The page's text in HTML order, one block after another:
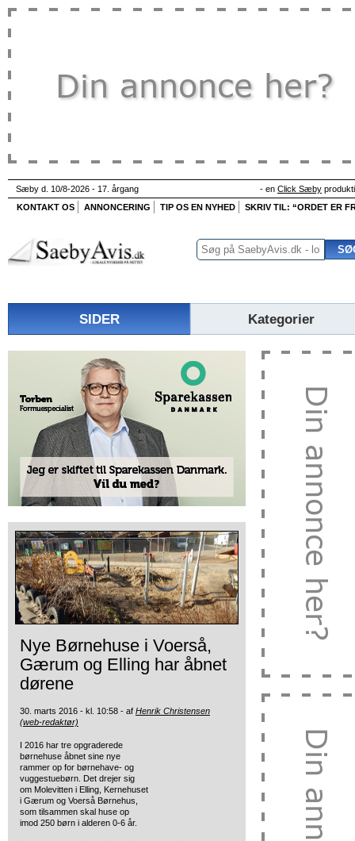
Sæby d. 10/8-2026 - 17. årgang - en Click Sæby
KONTAKT OS
ANNONCERING TIP OS EN NYHED SKRIV TIL: “ORDET ER
SIDER Kategorier
Nye Børnehuse i Voerså,
Gærum og Elling har åbnet
dørene
30. marts 2016 - kl. 10:58 - af Henrik Christensen
(web-redaktør)
I 2016 har tre opgraderede
børnehuse åbnet sine nye
rammer op for børnehave- og
vuggestuebørn. Det drejer sig
om Molevitten i Elling, Kernehuset
i Gærum og Voerså Børnehus,
som tilsammen skal huse op
imod 250 børn i alderen 0-6 år.